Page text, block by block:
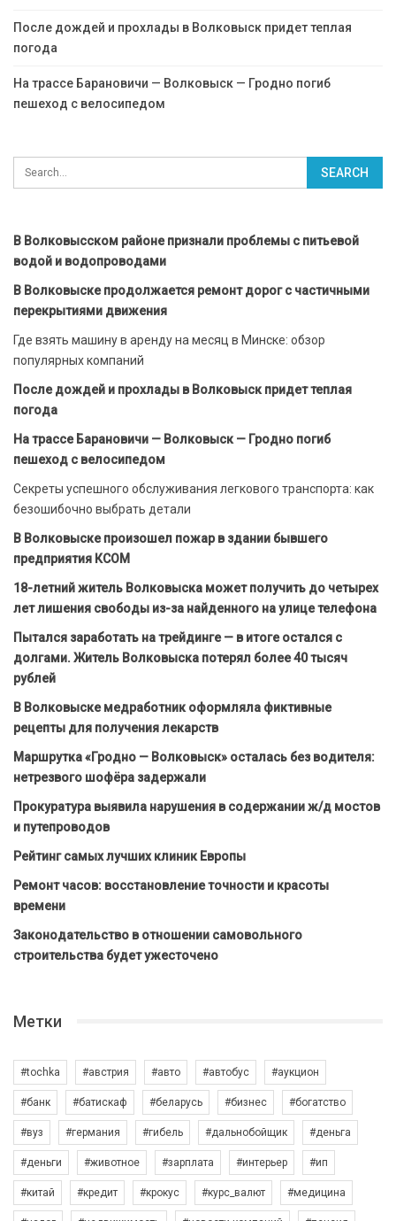
После дождей и прохлады в Волковыск придет теплая
погода
На трассе Барановичи — Волковыск — Гродно погиб
пешеход с велосипедом
В Волковысском районе признали проблемы с питьевой
водой и водопроводами
В Волковыске продолжается ремонт дорог с частичными
перекрытиями движения
Где взять машину в аренду на месяц в Минске: обзор
популярных компаний
После дождей и прохлады в Волковыск придет теплая
погода
На трассе Барановичи — Волковыск — Гродно погиб
пешеход с велосипедом
Секреты успешного обслуживания легкового транспорта: как
безошибочно выбрать детали
В Волковыске произошел пожар в здании бывшего
предприятия КСОМ
18-летний житель Волковыска может получить до четырех
лет лишения свободы из-за найденного на улице телефона
Пытался заработать на трейдинге — в итоге остался с
долгами. Житель Волковыска потерял более 40 тысяч
рублей
В Волковыске медработник оформляла фиктивные
рецепты для получения лекарств
Маршрутка «Гродно — Волковыск» осталась без водителя:
нетрезвого шофёра задержали
Прокуратура выявила нарушения в содержании ж/д мостов
и путепроводов
Рейтинг самых лучших клиник Европы
Ремонт часов: восстановление точности и красоты
времени
Законодательство в отношении самовольного
строительства будет ужесточено
Метки
#tochka #австрия #авто #автобус #аукцион
#банк #батискаф #беларусь #бизнес #богатство
#вуз #германия #гибель #дальнобойщик #деньга
#деньги #животное #зарплата #интерьер #ип
#китай #кредит #крокус #курс_валют #медицина